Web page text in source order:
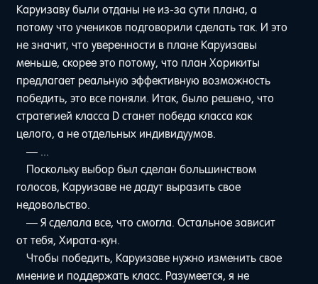
Каруизаву были отданы не из-за сути плана, а
потому что учеников подговорили сделать так. И это
не значит, что уверенности в плане Каруизавы
меньше, скорее это потому, что план Хорикиты
предлагает реальную эффективную возможность
победить, это все поняли. Итак, было решено, что
стратегией класса D станет победа класса как
целого, а не отдельных индивидуумов.
— ...
Поскольку выбор был сделан большинством
голосов, Каруизаве не дадут выразить свое
недовольство.
— Я сделала все, что смогла. Остальное зависит
от тебя, Хирата-кун.
Чтобы победить, Каруизаве нужно изменить свое
мнение и поддержать класс. Разумеется, я не